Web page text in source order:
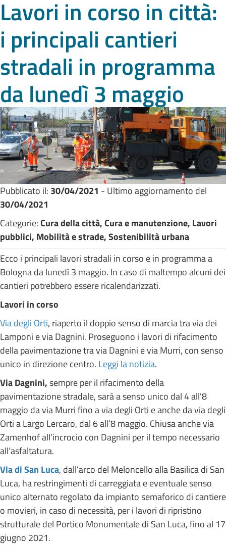
Lavori in corso in città:
i principali cantieri
stradali in programma
da lunedì 3 maggio
Pubblicato il: 30/04/2021 - Ultimo aggiornamento del
30/04/2021
Categorie:Cura della città, Cura e manutenzione, Lavori
pubblici, Mobilità e strade, Sostenibilità urbana
Ecco i principali lavori stradali in corso e in programma a
Bologna da lunedì 3 maggio. In caso di maltempo alcuni dei
cantieri potrebbero essere ricalendarizzati.
Lavori in corso
Via degli Orti, riaperto il doppio senso di marcia tra via dei
Lamponi e via Dagnini. Proseguono i lavori di rifacimento
della pavimentazione tra via Dagnini e via Murri, con senso
unico in direzione centro. Leggi la notizia.
Via Dagnini,sempre per il rifacimento della
pavimentazione stradale, sarà a senso unico dal 4 all’8
maggio da via Murri fino a via degli Orti e anche da via degli
Orti a Largo Lercaro, dal 6 all’8 maggio. Chiusa anche via
Zamenhof all’incrocio con Dagnini per il tempo necessario
all’asfaltatura.
Via di San Luca, dall’arco del Meloncello alla Basilica di San
Luca, ha restringimenti di carreggiata e eventuale senso
unico alternato regolato da impianto semaforico di cantiere
o movieri, in caso di necessità, per i lavori di ripristino
strutturale del Portico Monumentale di San Luca, fino al 17
giugno 2021.